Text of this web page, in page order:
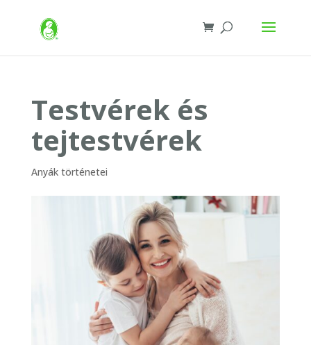
Testvérek és
tejtestvérek
Anyák történetei